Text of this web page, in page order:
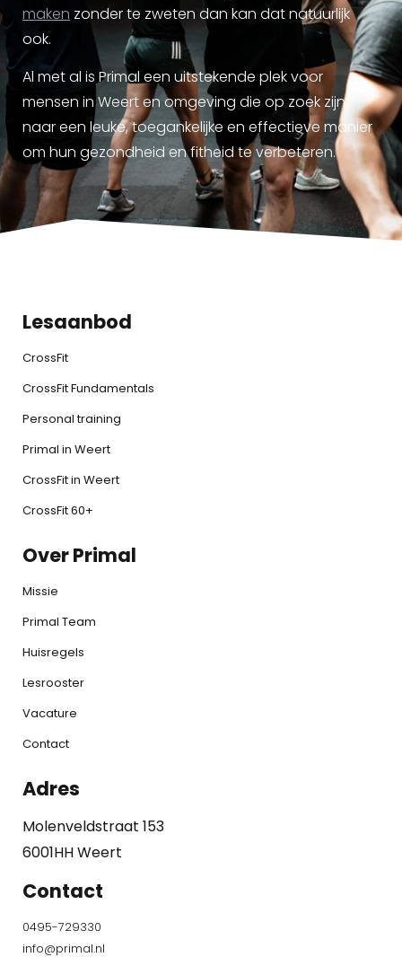
maken zonder te zweten dan kan dat natuurlijk
ook.
Al met al is Primal een uitstekende plek voor
mensen in Weert en omgeving die op zoek zijn
naar een leuke, toegankelijke en effectieve manier
om hun gezondheid en fitheid te verbeteren.
Lesaanbod
CrossFit
CrossFit Fundamentals
Personal training
Primal in Weert
CrossFit in Weert
CrossFit 60+
Over Primal
Missie
Primal Team
Huisregels
Lesrooster
Vacature
Contact
Adres
Molenveldstraat 153
6001HH Weert
Contact
0495-729330
info@primal.nl